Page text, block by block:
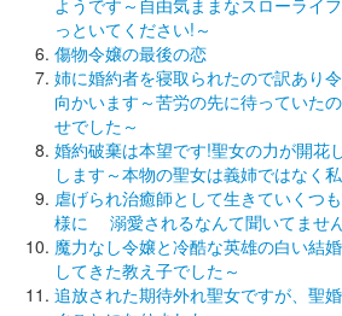
っといてください!～
傷物令嬢の最後の恋
姉に婚約者を寝取られたので訳あり
向かいます～苦労の先に待っていた
せでした～
婚約破棄は本望です!聖女の力が開花
します～本物の聖女は義姉ではなく
虐げられ治癒師として生きていくつ
様に 溺愛されるなんて聞いてませ
魔力なし令嬢と冷酷な英雄の白い結
してきた教え子でした～
追放された期待外れ聖女ですが、聖